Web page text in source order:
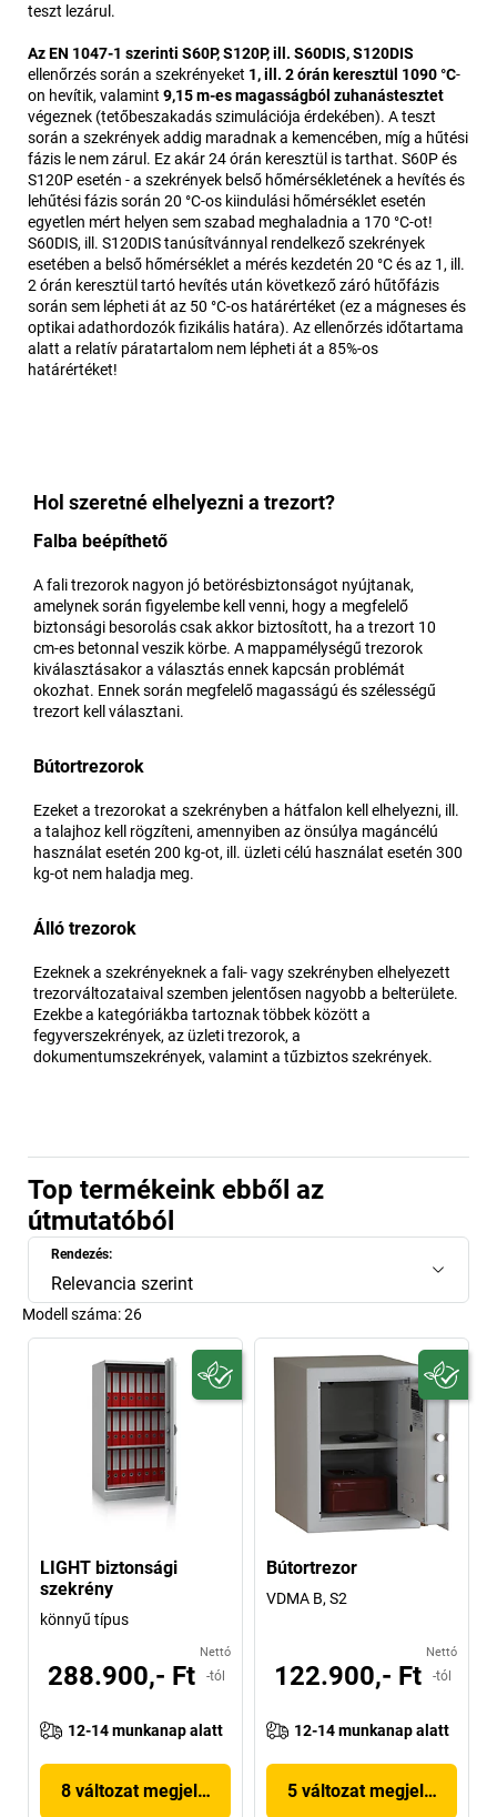
teszt lezárul.
Az EN 1047-1 szerinti S60P, S120P, ill. S60DIS, S120DIS
ellenőrzés során a szekrényeket 1, ill. 2 órán keresztül 1090 °C-
on hevítik, valamint 9,15 m-es magasságból zuhanástesztet
végeznek (tetőbeszakadás szimulációja érdekében). A teszt
során a szekrények addig maradnak a kemencében, míg a hűtési
fázis le nem zárul. Ez akár 24 órán keresztül is tarthat. S60P és
S120P esetén - a szekrények belső hőmérsékletének a hevítés és
lehűtési fázis során 20 °C-os kiindulási hőmérséklet esetén
egyetlen mért helyen sem szabad meghaladnia a 170 °C-ot!
S60DIS, ill. S120DIS tanúsítvánnyal rendelkező szekrények
esetében a belső hőmérséklet a mérés kezdetén 20 °C és az 1, ill.
2 órán keresztül tartó hevítés után következő záró hűtőfázis
során sem lépheti át az 50 °C-os határértéket (ez a mágneses és
optikai adathordozók fizikális határa). Az ellenőrzés időtartama
alatt a relatív páratartalom nem lépheti át a 85%-os
határértéket!
Hol szeretné elhelyezni a trezort?
Falba beépíthető
A fali trezorok nagyon jó betörésbiztonságot nyújtanak,
amelynek során figyelembe kell venni, hogy a megfelelő
biztonsági besorolás csak akkor biztosított, ha a trezort 10
cm-es betonnal veszik körbe. A mappamélységű trezorok
kiválasztásakor a választás ennek kapcsán problémát
okozhat. Ennek során megfelelő magasságú és szélességű
trezort kell választani.
Bútortrezorok
Ezeket a trezorokat a szekrényben a hátfalon kell elhelyezni, ill.
a talajhoz kell rögzíteni, amennyiben az önsúlya magáncélú
használat esetén 200 kg-ot, ill. üzleti célú használat esetén 300
kg-ot nem haladja meg.
Álló trezorok
Ezeknek a szekrényeknek a fali- vagy szekrényben elhelyezett
trezorváltozataival szemben jelentősen nagyobb a belterülete.
Ezekbe a kategóriákba tartoznak többek között a
fegyverszekrények, az üzleti trezorok, a
dokumentumszekrények, valamint a tűzbiztos szekrények.
Top termékeink ebből az
útmutatóból
Rendezés:
Relevancia szerint
Modell száma:26
LIGHT biztonsági
szekrény
könnyű típus
Nettó
288.900,- Ft -tól
12-14 munkanap alatt
8 változat megjelenítése
Bútortrezor
VDMA B, S2
Nettó
122.900,- Ft -tól
12-14 munkanap alatt
5 változat megjelenítése